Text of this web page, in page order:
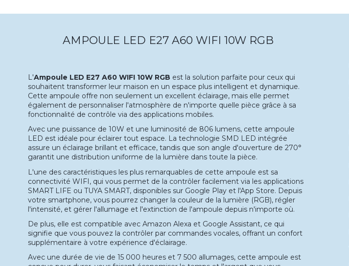
AMPOULE LED E27 A60 WIFI 10W RGB
L'Ampoule LED E27 A60 WIFI 10W RGB est la solution parfaite pour ceux qui
souhaitent transformer leur maison en un espace plus intelligent et dynamique.
Cette ampoule offre non seulement un excellent éclairage, mais elle permet
également de personnaliser l'atmosphère de n'importe quelle pièce grâce à sa
fonctionnalité de contrôle via des applications mobiles.
Avec une puissance de 10W et une luminosité de 806 lumens, cette ampoule
LED est idéale pour éclairer tout espace. La technologie SMD LED intégrée
assure un éclairage brillant et efficace, tandis que son angle d'ouverture de 270°
garantit une distribution uniforme de la lumière dans toute la pièce.
L'une des caractéristiques les plus remarquables de cette ampoule est sa
connectivité WIFI, qui vous permet de la contrôler facilement via les applications
SMART LIFE ou TUYA SMART, disponibles sur Google Play et l'App Store. Depuis
votre smartphone, vous pourrez changer la couleur de la lumière (RGB), régler
l'intensité, et gérer l'allumage et l'extinction de l'ampoule depuis n'importe où.
De plus, elle est compatible avec Amazon Alexa et Google Assistant, ce qui
signifie que vous pouvez la contrôler par commandes vocales, offrant un confort
supplémentaire à votre expérience d'éclairage.
Avec une durée de vie de 15 000 heures et 7 500 allumages, cette ampoule est